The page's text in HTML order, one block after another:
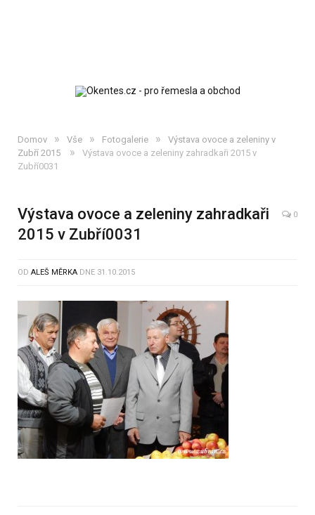
Domov » Vše » Fotogalerie »
Výstava ovoce a zeleniny v
Zubří 2015
»
Výstava ovoce a zeleniny zahradkaři 2015 v
Zubří0031
Výstava ovoce a zeleniny zahradkaři
2015 v Zubří0031
0
OD ALEŠ MĚRKA DNE 31.10.2015